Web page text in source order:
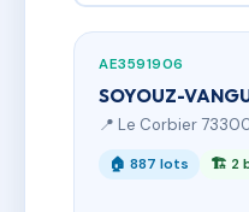
AE3591906
SOYOUZ-
📍 Le Corbier 73300
🏠 887 lots 🏗 2